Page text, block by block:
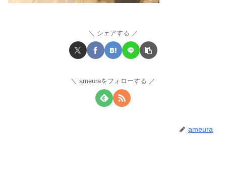
シェアする
ameuraをフォローする
ameura